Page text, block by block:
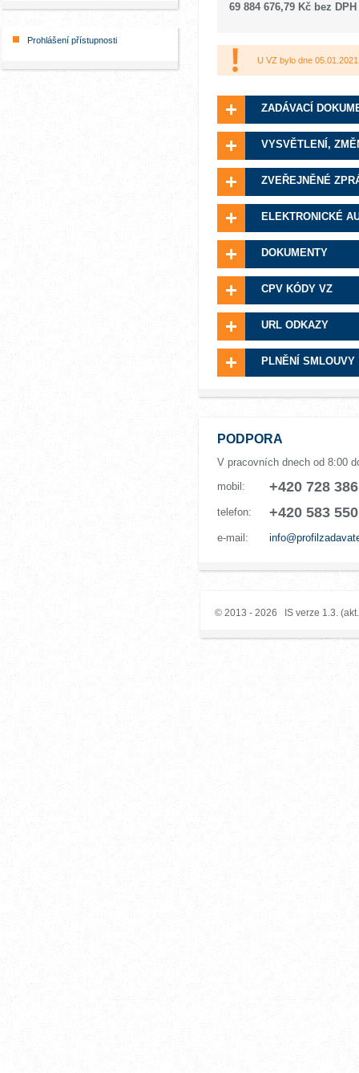
Prohlášení přístupnosti
69 884 676,79 Kč bez DPH
U VZ bylo dne
ZADÁVACÍ
VYSVĚTLENÍ,
ZVEŘEJNĚNÉ
ELEKTRONICKÉ
DOKUMENTY
CPV KÓDY VZ
URL ODKAZY
PLNĚNÍ SMLOUVY
PODPORA
V pracovních dnech od 8:00
mobil:
+420 728
telefon: +420 583
e-mail:
© 2013 - 2026 IS verze 1.3.